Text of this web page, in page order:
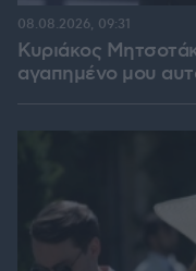
Κυριάκος
αγαπημένο μου
08.08.2026, 09:31